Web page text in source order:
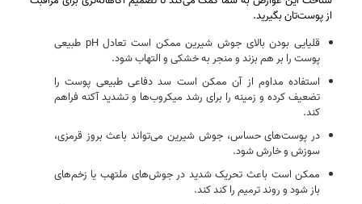
از پوست‌تان بگیرید.
قلیایی بودن بالای جوش شیرین ممکن است تعادل pH طبیعی
پوست را بر هم بزند و منجر به خشکی و التهاب شود.
استفاده مداوم از آن ممکن است سد دفاعی طبیعی پوست را
تضعیف کرده و زمینه را برای رشد میکروب‌ها و تشدید آکنه فراهم
کند.
در پوست‌های حساس، جوش شیرین می‌تواند باعث بروز قرمزی،
سوزش و خارش شود.
ممکن است باعث تحریک شدید در جوش‌های ملتهب یا زخم‌های
باز شود و روند ترمیم را کند کند.